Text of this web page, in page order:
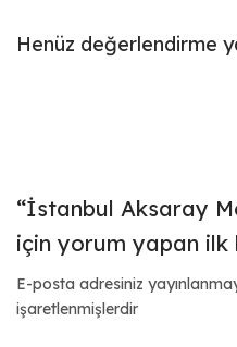
Henüz değerlendirme
“İstanbul Aksaray
için yorum yapan ilk
E-posta adresiniz
işaretlenmişlerdir